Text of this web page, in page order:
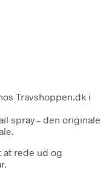
Travshoppen.dk i
spray – den originale
at rede ud og